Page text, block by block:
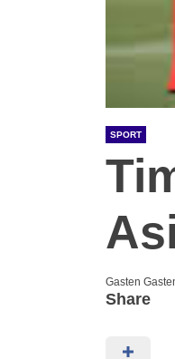
SPORT
Gasten
Share